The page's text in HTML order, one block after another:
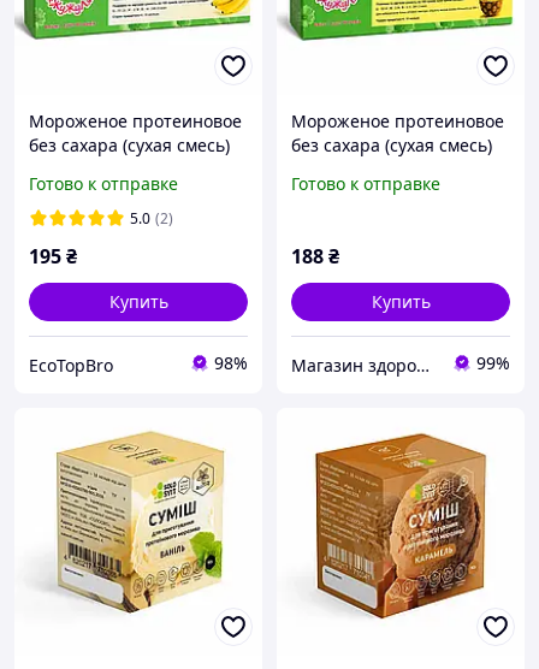
Мороженое протеиновое
без сахара (сухая смесь)
Готово к отправке
5.0 (2)
195₴
Купить
EcoTopBro 98%
Мороженое протеиновое
без сахара (сухая смесь)
Готово к отправке
188₴
Купить
Магазин здорового харчування Кориsно 99%